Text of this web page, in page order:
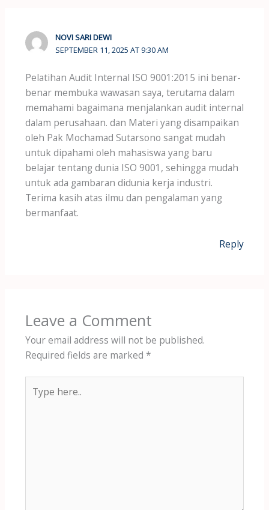
NOVI SARI DEWI
SEPTEMBER 11, 2025 AT 9:30 AM
Pelatihan Audit Internal ISO 9001:2015 ini benar-
benar membuka wawasan saya, terutama dalam
memahami bagaimana menjalankan audit internal
dalam perusahaan. dan Materi yang disampaikan
oleh Pak Mochamad Sutarsono sangat mudah
untuk dipahami oleh mahasiswa yang baru
belajar tentang dunia ISO 9001, sehingga mudah
untuk ada gambaran didunia kerja industri.
Terima kasih atas ilmu dan pengalaman yang
bermanfaat.
Reply
Leave a Comment
Your email address will not be published.
Required fields are marked *
here..